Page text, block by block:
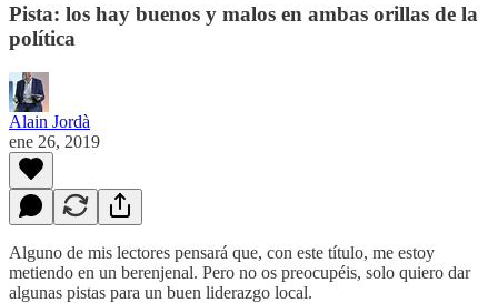
Pista: los hay buenos y malos en ambas orillas de la
política
Alain Jordà
ene 26, 2019
Alguno de mis lectores pensará que, con este título, me estoy
metiendo en un berenjenal. Pero no os preocupéis, solo quiero dar
algunas pistas para un buen liderazgo local.